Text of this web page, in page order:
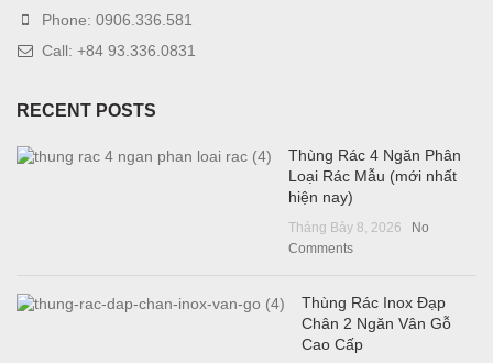
Phone: 0906.336.581
Call: +84 93.336.0831
RECENT POSTS
Thùng Rác 4 Ngăn Phân
Loại Rác Mẫu (mới nhất
hiện nay)
Tháng Bảy 8, 2026
No
Comments
Thùng Rác Inox Đạp
Chân 2 Ngăn Vân Gỗ
Cao Cấp